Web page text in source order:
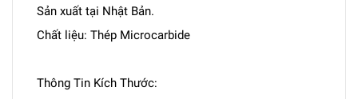
Sản xuất tại Nhật Bản.
Chất liệu: Thép Microcarbide
Thông Tin Kích Thước: